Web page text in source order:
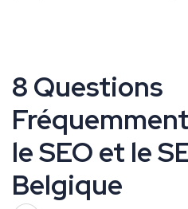
8 Questions
le SEO et le
Belgique